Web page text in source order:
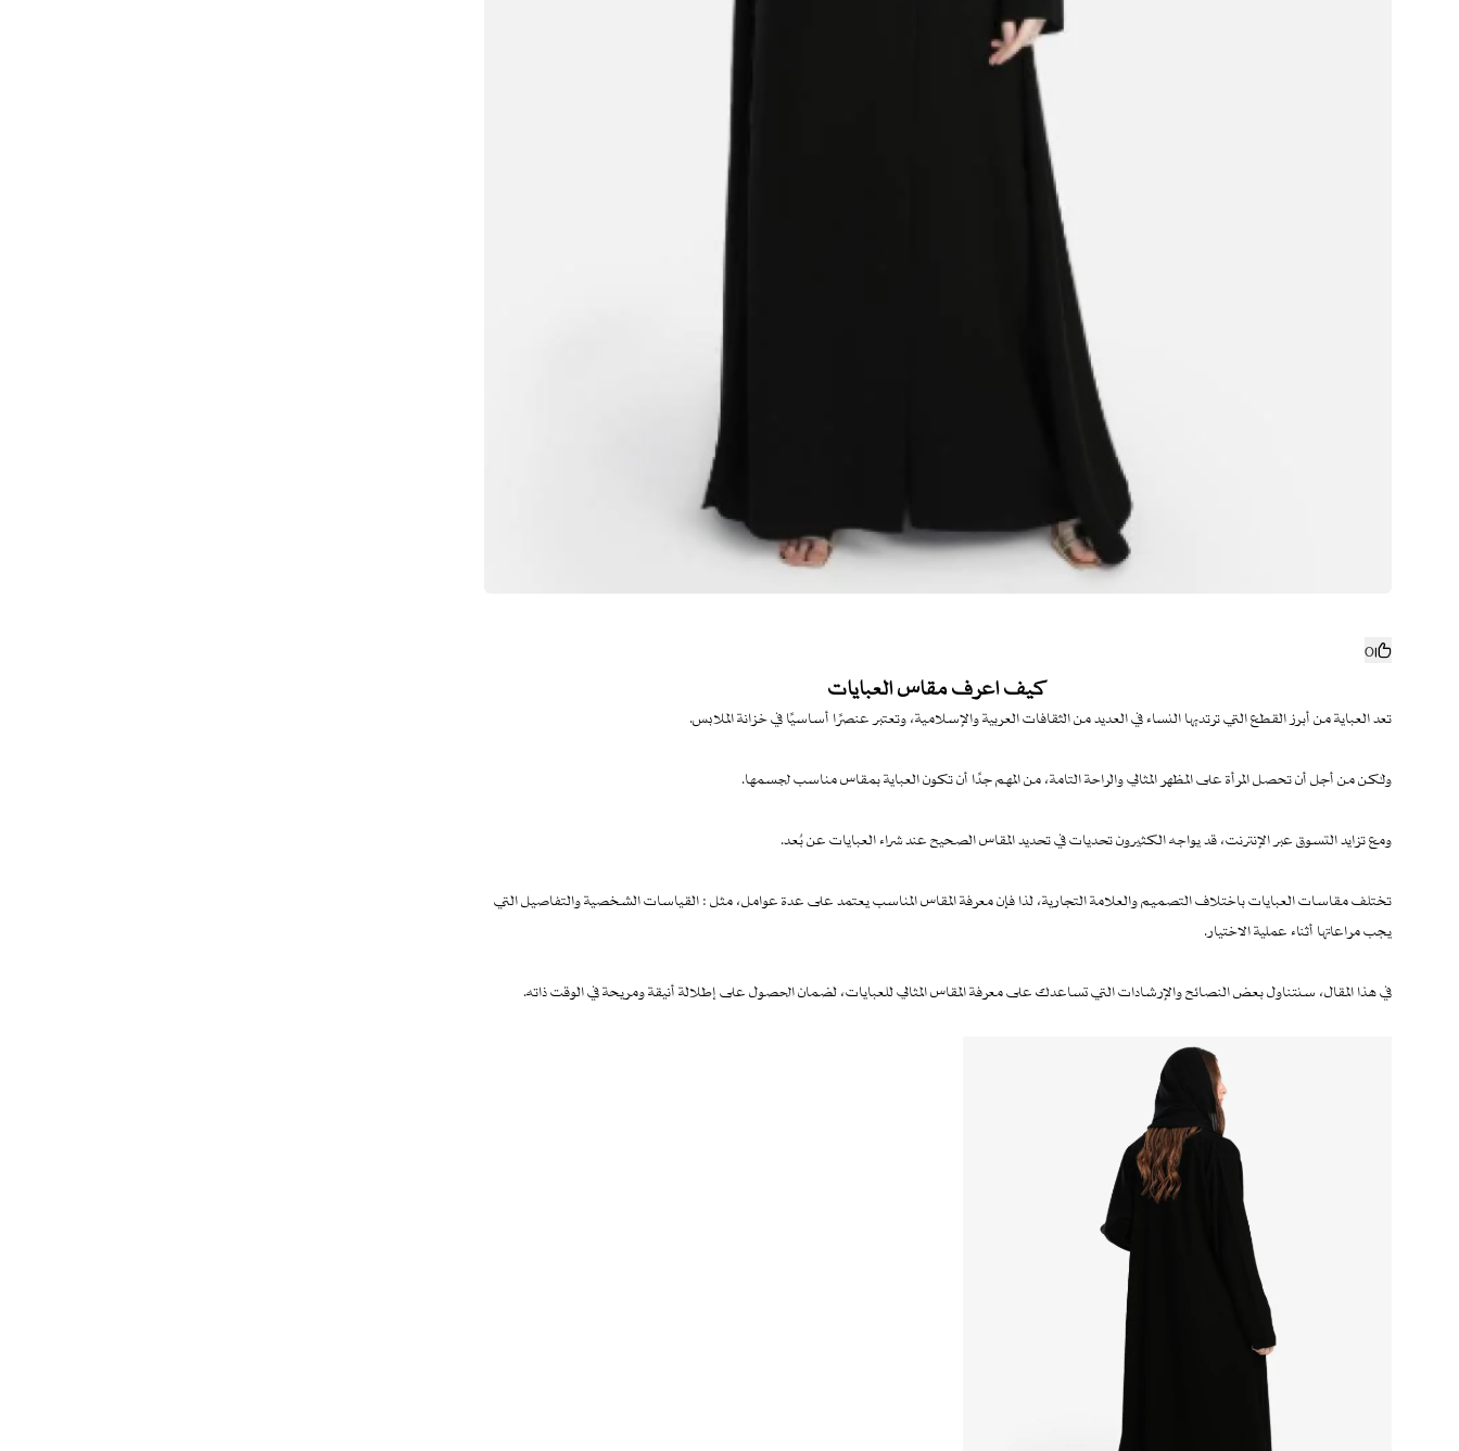
0
كيف اعرف مقاس العبايات
تعد العباية من أبرز القطع التي ترتديها النساء في العديد من الثقافات العربية والإسلامية، وتعتبر عنصرًا أساسيًا في خزانة الملابس.
ولكن من أجل أن تحصل المرأة على المظهر المثالي والراحة التامة، من المهم جدًا أن تكون العباية بمقاس مناسب لجسمها.
ومع تزايد التسوق عبر الإنترنت، قد يواجه الكثيرون تحديات في تحديد المقاس الصحيح عند شراء العبايات عن بُعد.
تختلف مقاسات العبايات باختلاف التصميم والعلامة التجارية، لذا فإن معرفة المقاس المناسب يعتمد على عدة عوامل، مثل : القياسات الشخصية والتفاصيل التي
يجب مراعاتها أثناء عملية الاختيار.
في هذا المقال، سنتناول بعض النصائح والإرشادات التي تساعدك على معرفة المقاس المثالي للعبايات، لضمان الحصول على إطلالة أنيقة ومريحة في الوقت ذاته.